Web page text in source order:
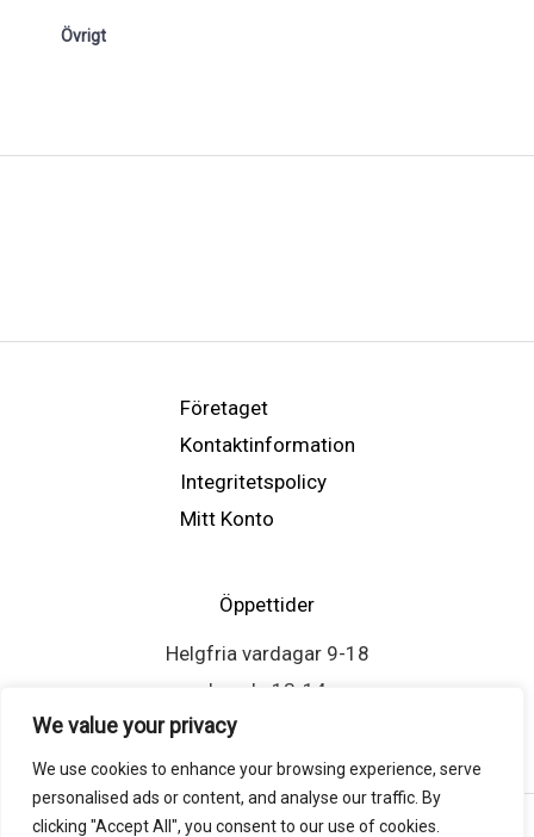
We value your privacy
We use cookies to enhance your browsing experience, serve
personalised ads or content, and analyse our traffic. By
clicking "Accept All", you consent to our use of cookies.
Övrigt
Företaget
Kontaktinformation
Integritetspolicy
Mitt Konto
Öppettider
Helgfria vardagar 9-18
Lunch: 13-14